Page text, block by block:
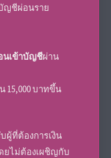
ญชีผ่อนราย
นเข้าบัญชีผ่าน
15,000 บาทขึ้น
ผู้ที่ต้องการเงิน
ยไม่ต้องเผชิญกับ